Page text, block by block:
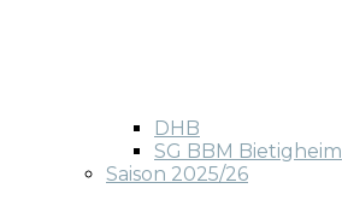
DHB
SG BBM Bietigheim
Saison 2025/26